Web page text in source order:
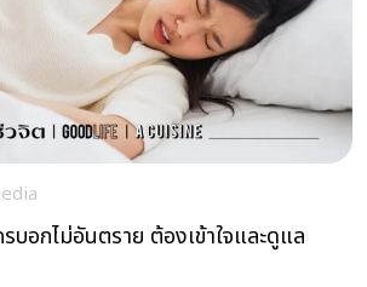
รบอกไม่อันตราย ต้องเข้าใจและดูแล